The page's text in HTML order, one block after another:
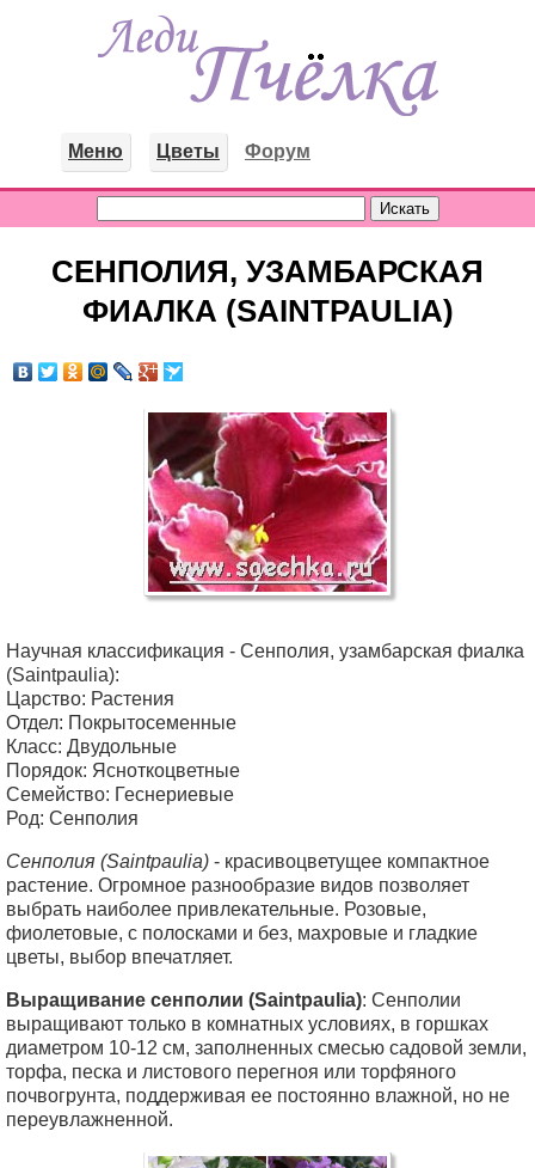
Меню Цветы Форум
СЕНПОЛИЯ, УЗАМБАРСКАЯ
ФИАЛКА (SAINTPAULIA)
Научная классификация - Сенполия, узамбарская фиалка
(Saintpaulia):
Царство: Растения
Отдел: Покрытосеменные
Класс: Двудольные
Порядок: Ясноткоцветные
Семейство: Геснериевые
Род: Сенполия
Сенполия (Saintpaulia) - красивоцветущее компактное
растение. Огромное разнообразие видов позволяет
выбрать наиболее привлекательные. Розовые,
фиолетовые, с полосками и без, махровые и гладкие
цветы, выбор впечатляет.
Выращивание сенполии (Saintpaulia): Сенполии
выращивают только в комнатных условиях, в горшках
диаметром 10-12 см, заполненных смесью садовой земли,
торфа, песка и листового перегноя или торфяного
почвогрунта, поддерживая ее постоянно влажной, но не
переувлажненной.